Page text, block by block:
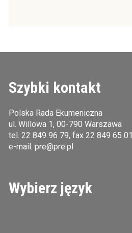
Szybki kontakt
Polska Rada Ekumeniczna
ul. Willowa 1, 00-790 Warszawa
tel. 22 849 96 79, fax 22 849 65 01
e-mail: pre@pre.pl
Wybierz język